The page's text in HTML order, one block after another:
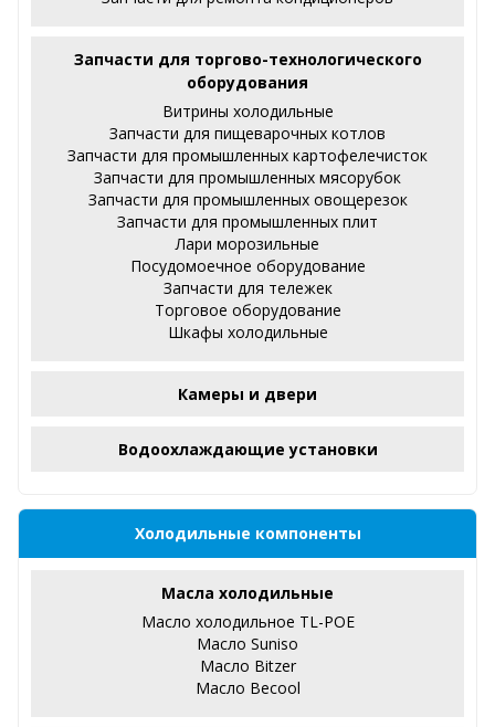
Запчасти для торгово-технологического
оборудования
Витрины холодильные
Запчасти для пищеварочных котлов
Запчасти для промышленных картофелечисток
Запчасти для промышленных мясорубок
Запчасти для промышленных овощерезок
Запчасти для промышленных плит
Лари морозильные
Посудомоечное оборудование
Запчасти для тележек
Торговое оборудование
Шкафы холодильные
Камеры и двери
Водоохлаждающие установки
Холодильные компоненты
Масла холодильные
Масло холодильное TL-POE
Масло Suniso
Масло Bitzer
Масло Becool